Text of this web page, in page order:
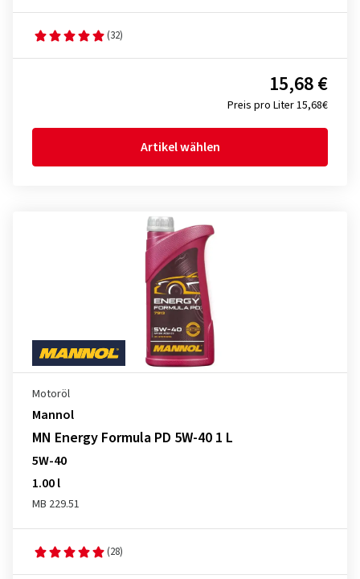
(32)
Preis pro Liter 15,68€
15,68 €
Artikel wählen
Motoröl
Mannol
MN Energy Formula PD 5W-40 1 L
5W-40
1.00 l
MB 229.51
(28)